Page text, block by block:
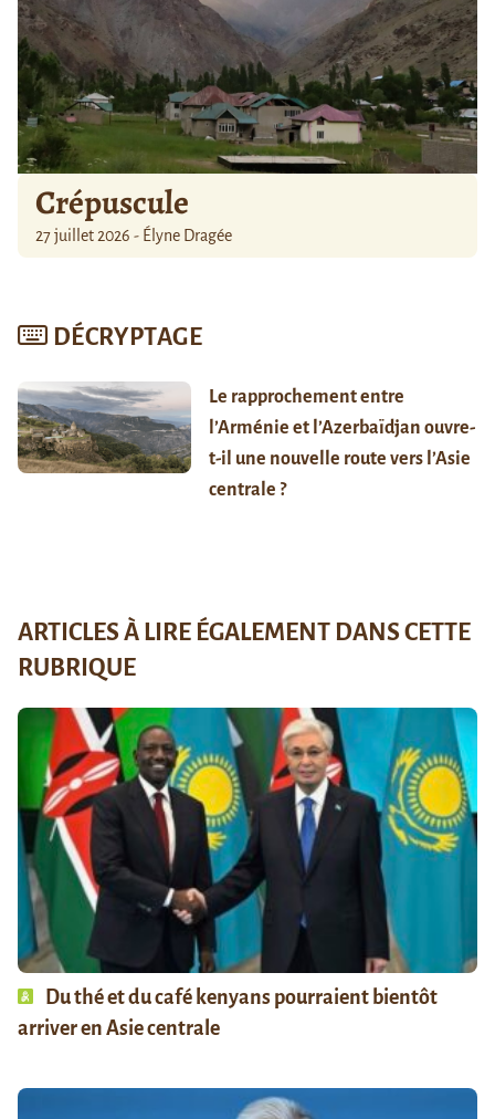
Crépuscule
27 juillet 2026 - Élyne Dragée
DÉCRYPTAGE
Le rapprochement entre
l’Arménie et l’Azerbaïdjan ouvre-
t-il une nouvelle route vers l’Asie
centrale ?
ARTICLES À LIRE ÉGALEMENT DANS CETTE
RUBRIQUE
Du thé et du café kenyans pourraient bientôt
arriver en Asie centrale